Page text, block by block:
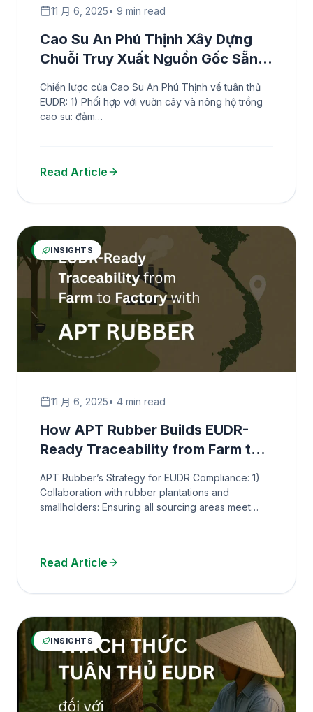
11 月 6, 2025• 9 min read
Cao Su An Phú Thịnh Xây Dựng
Chuỗi Truy Xuất Nguồn Gốc Sẵn
Sàng đáp ứng EUDR: Từ Nông Trại
đến Nhà Máy
Chiến lược của Cao Su An Phú Thịnh về tuân thủ
EUDR: 1) Phối hợp với vuờn cây và nông hộ trồng
cao su: đảm…
Read Article
INSIGHTS
11 月 6, 2025• 4 min read
How APT Rubber Builds EUDR-
Ready Traceability from Farm to
APT Rubber’s Strategy for EUDR Compliance: 1)
Collaboration with rubber plantations and
smallholders: Ensuring all sourcing areas meet
Read Article
INSIGHTS